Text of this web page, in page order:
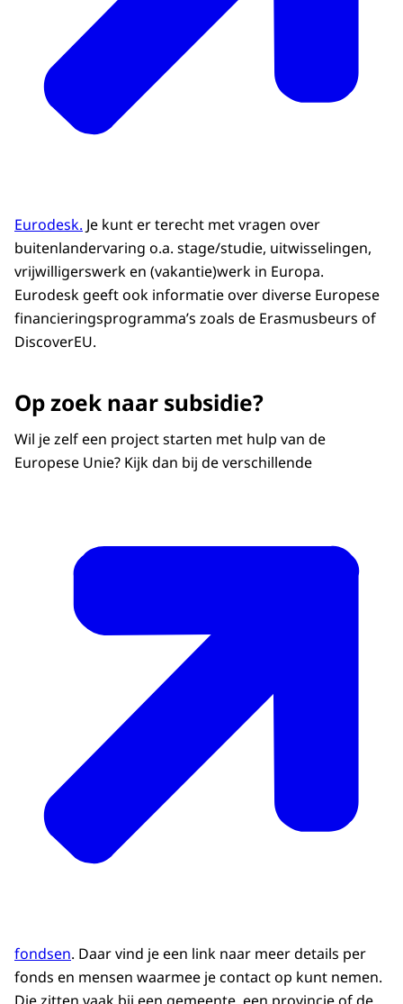
Eurodesk. Je kunt er terecht met vragen over
buitenlandervaring o.a. stage/studie, uitwisselingen,
vrijwilligerswerk en (vakantie)werk in Europa.
Eurodesk geeft ook informatie over diverse Europese
financieringsprogramma’s zoals de Erasmusbeurs of
DiscoverEU.
Op zoek naar subsidie?
Wil je zelf een project starten met hulp van de
Europese Unie? Kijk dan bij de verschillende
fondsen. Daar vind je een link naar meer details per
fonds en mensen waarmee je contact op kunt nemen.